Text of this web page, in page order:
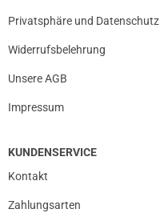
Privatsphäre und Datenschutz
Widerrufsbelehrung
Unsere AGB
Impressum
KUNDENSERVICE
Kontakt
Zahlungsarten